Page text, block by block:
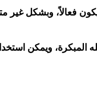
فعالاً، وبشكل غير
ويمكن